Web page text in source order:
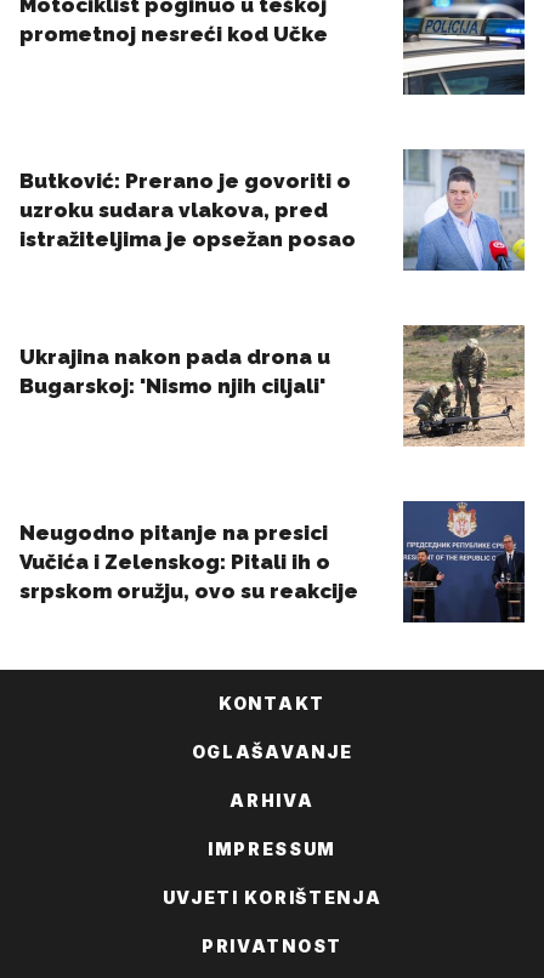
KONTAKT
OGLAŠAVANJE
ARHIVA
IMPRESSUM
UVJETI KORIŠTENJA
PRIVATNOST